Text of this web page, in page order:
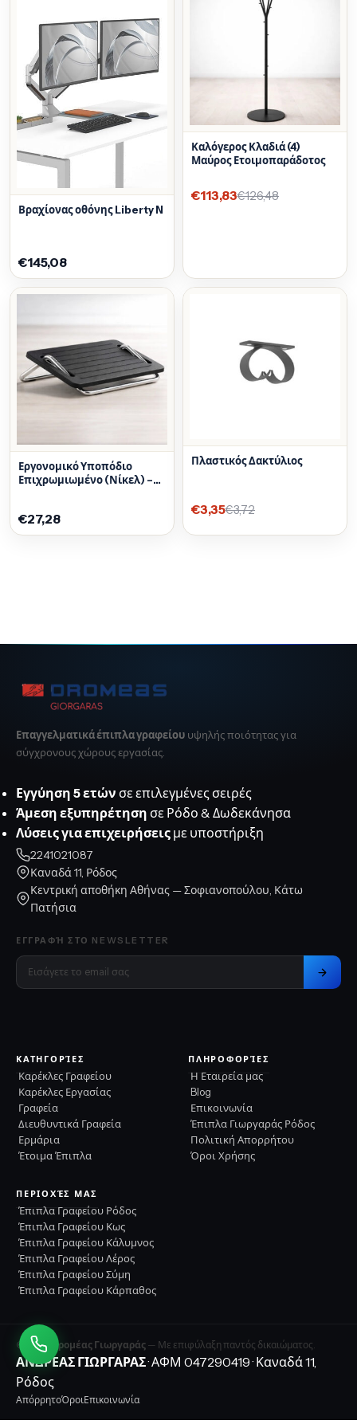
Βραχίονας οθόνης Liberty N
€145,08
Καλόγερος Κλαδιά (4)
Μαύρος Ετοιμοπαράδοτος
€113,83€126,48
Εργονομικό Υποπόδιο
Επιχρωμιωμένο (Νίκελ) –
€27,28
Πλαστικός Δακτύλιος
€3,35€3,72
Επαγγελματικά έπιπλα γραφείου υψηλής ποιότητας για
σύγχρονους χώρους εργασίας.
Εγγύηση 5 ετών σε επιλεγμένες σειρές
Άμεση εξυπηρέτηση σε Ρόδο & Δωδεκάνησα
Λύσεις για επιχειρήσεις με υποστήριξη
2241021087
Καναδά 11, Ρόδος
Κεντρική αποθήκη Αθήνας — Σοφιανοπούλου, Κάτω
Πατήσια
ΕΓΓΡΑΦΉ ΣΤΟ NEWSLETTER
ΚΑΤΗΓΟΡΊΕΣ
Καρέκλες Γραφείου
Καρέκλες Εργασίας
Γραφεία
Διευθυντικά Γραφεία
Ερμάρια
Έτοιμα Έπιπλα
ΠΛΗΡΟΦΟΡΊΕΣ
Η Εταιρεία μας
Blog
Επικοινωνία
Έπιπλα Γιωργαράς Ρόδος
Πολιτική Απορρήτου
Όροι Χρήσης
ΠΕΡΙΟΧΈΣ ΜΑΣ
Έπιπλα Γραφείου Ρόδος
Έπιπλα Γραφείου Κως
Έπιπλα Γραφείου Κάλυμνος
Έπιπλα Γραφείου Λέρος
Έπιπλα Γραφείου Σύμη
Έπιπλα Γραφείου Κάρπαθος
© 2026 Δρομέας Γιωργαράς — Με επιφύλαξη παντός δικαιώματος.
ΑΝΔΡΕΑΣ ΓΙΩΡΓΑΡΑΣ· ΑΦΜ 047290419 · Καναδά 11,
Ρόδος
ΑπόρρητοΌροιΕπικοινωνία